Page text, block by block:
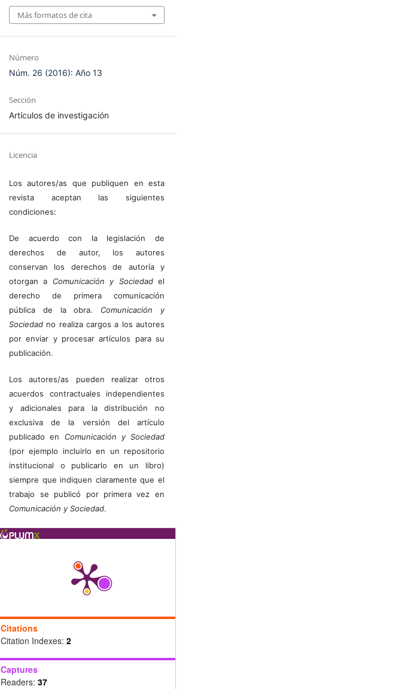
Más formatos de cita
Número
Núm. 26 (2016): Año 13
Sección
Artículos de investigación
Licencia
Los autores/as que publiquen en esta
revista aceptan las siguientes
condiciones:
De acuerdo con la legislación de
derechos de autor, los autores
conservan los derechos de autoría y
otorgan a Comunicación y Sociedadel
derecho de primera comunicación
pública de la obra. Comunicación y
Sociedad no realiza cargos a los autores
por enviar y procesar artículos para su
publicación.
Los autores/as pueden realizar otros
acuerdos contractuales independientes
y adicionales para la distribución no
exclusiva de la versión del artículo
publicado en Comunicación y Sociedad
(por ejemplo incluirlo en un repositorio
institucional o publicarlo en un libro)
siempre que indiquen claramente que el
trabajo se publicó por primera vez en
Comunicación y Sociedad.
Citations
Citation Indexes: 2
Captures
Readers: 37